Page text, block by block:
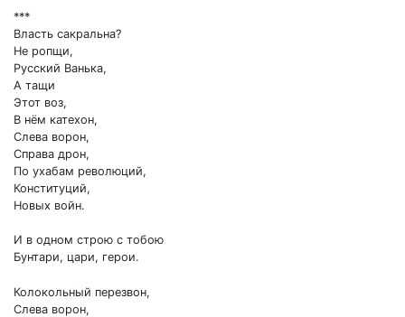
***
Власть сакральна?
Не ропщи,
Русский Ванька,
А тащи
Этот воз,
В нём катехон,
Слева ворон,
Справа дрон,
По ухабам революций,
Конституций,
Новых войн.
И в одном строю с тобою
Бунтари, цари, герои.
Колокольный перезвон,
Слева ворон,